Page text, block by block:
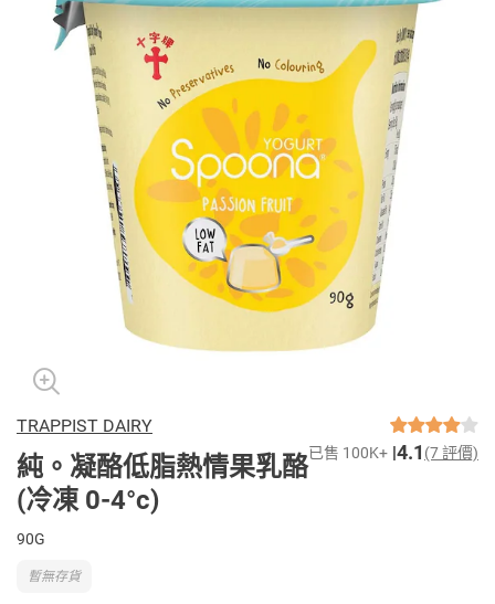
TRAPPIST DAIRY
純。凝酪低脂熱情果乳酪
(冷凍 0-4°c)
已售 100K+ 4.1 (7 評價)
90G
暫無存貨